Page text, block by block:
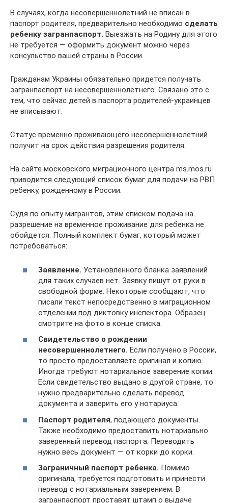
В случаях, когда несовершеннолетний не вписан в
паспорт родителя, предварительно необходимо сделать
ребенку загранпаспорт. Выезжать на Родину для этого
не требуется — оформить документ можно через
консульство вашей страны в России.
Гражданам Украины обязательно придется получать
загранпаспорт на несовершеннолетнего. Связано это с
тем, что сейчас детей в паспорта родителей-украинцев
не вписывают.
Статус временно проживающего несовершеннолетний
получит на срок действия разрешения родителя.
На сайте московского миграционного центра ms.mos.ru
приводится следующий список бумаг для подачи на РВП
ребенку, рожденному в России:
Судя по опыту мигрантов, этим списком подача на
разрешение на временное проживание для ребенка не
обойдется. Полный комплект бумаг, который может
потребоваться:
Заявление. Установленного бланка заявлений
для таких случаев нет. Заявку пишут от руки в
свободной форме. Некоторые сообщают, что
писали текст непосредственно в миграционном
отделении под диктовку инспектора. Образец
смотрите на фото в конце списка.
Свидетельство о рождении
несовершеннолетнего. Если получено в России,
то просто предоставляете оригинал и копию.
Иногда требуют нотариальное заверение копии.
Если свидетельство выдано в другой стране, то
нужно предварительно сделать перевод
документа и заверить его у нотариуса.
Паспорт родителя, подающего документы.
Также необходимо предоставить нотариально
заверенный перевод паспорта. Переводить
нужно весь документ — от корки до корки.
Заграничный паспорт ребенка. Помимо
оригинала, требуется подготовить и принести
перевод с нотариальным заверением. В
загранпаспорт проставят штамп о выдаче